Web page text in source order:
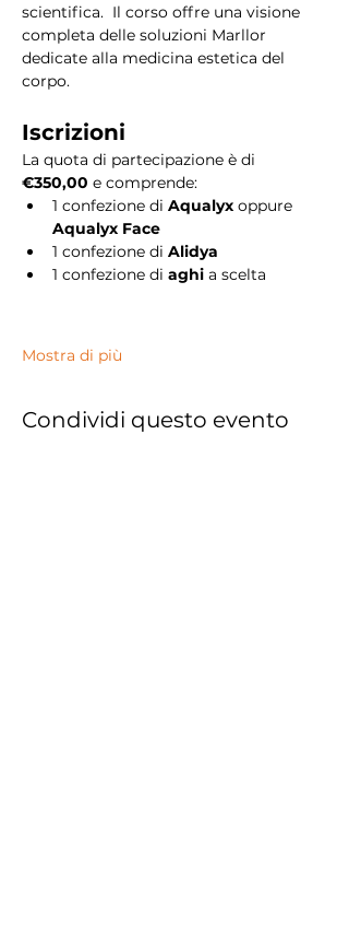
scientifica. Il corso offre una visione
completa delle soluzioni Marllor
dedicate alla medicina estetica del
corpo.
Iscrizioni
La quota di partecipazione è di
€350,00 e comprende:
1 confezione di Aqualyx oppure
Aqualyx Face
1 confezione di Alidya
1 confezione di aghi a scelta
Mostra di più
Condividi questo evento